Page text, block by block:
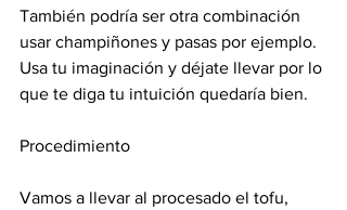
También podría ser otra combinación
usar champiñones y pasas por ejemplo.
Usa tu imaginación y déjate llevar por lo
que te diga tu intuición quedaría bien.
Procedimiento
Vamos a llevar al procesado el tofu,